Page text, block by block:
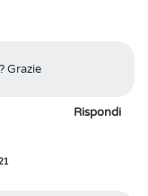
Grazie
Rispondi